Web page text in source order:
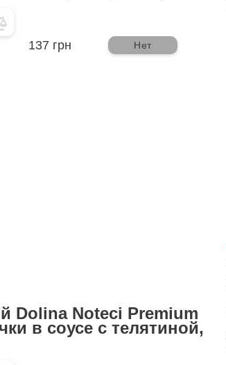
137 грн Нет
Dolina Noteci Premium
в соусе с телятиной,